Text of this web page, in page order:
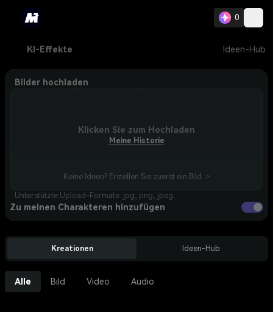
0
KI-Effekte Ideen-Hub
Bilder hochladen
Klicken Sie zum Hochladen
Meine Historie
Keine Ideen? Erstellen Sie zuerst ein Bild. >
Unterstützte Upload-Formate: jpg, png, jpeg.
Zu meinen Charakteren hinzufügen
Kreationen Ideen-Hub
Alle Bild Video Audio